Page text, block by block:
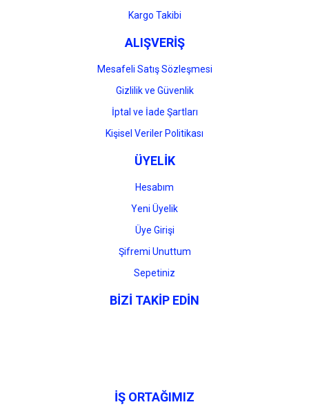
Gönder
Kargo Takibi
ALIŞVERİŞ
Mesafeli Satış Sözleşmesi
Gizlilik ve Güvenlik
İptal ve İade Şartları
Kişisel Veriler Politikası
ÜYELİK
Hesabım
Yeni Üyelik
Üye Girişi
Şifremi Unuttum
Sepetiniz
BİZİ TAKİP EDİN
İŞ ORTAĞIMIZ